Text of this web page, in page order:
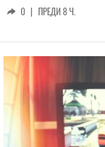
0 | ПРЕДИ 8 Ч.